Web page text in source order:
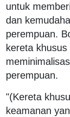
untuk
dan
perempuan.
kereta
perempuan.
"(Kereta
keamanan